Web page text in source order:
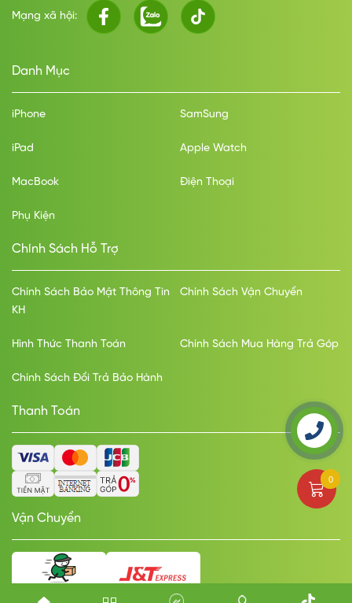
Mạng xã hội:
Danh Mục
iPhone SamSung
iPad Apple Watch
MacBook Điện Thoại
Phụ Kiện
Chính Sách Hỗ Trợ
Chính Sách Bảo Mật Thông Tin
KH
Chính Sách Vận Chuyển
Hình Thức Thanh Toán Chính Sách Mua Hàng Trả Góp
Chính Sách Đổi Trả Bảo Hành
Thanh Toán
Vận Chuyển
0